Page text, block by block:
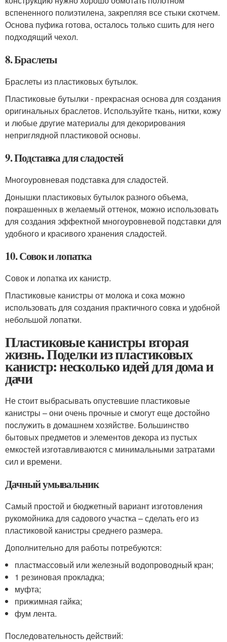
вспененного полиэтилена, закрепляя все стыки скотчем.
Основа пуфика готова, осталось только сшить для него
подходящий чехол.
8. Браслеты
Браслеты из пластиковых бутылок.
Пластиковые бутылки - прекрасная основа для создания
оригинальных браслетов. Используйте ткань, нитки, кожу
и любые другие материалы для декорирования
неприглядной пластиковой основы.
9. Подставка для сладостей
Многоуровневая подставка для сладостей.
Донышки пластиковых бутылок разного объема,
покрашенных в желаемый оттенок, можно использовать
для создания эффектной многоуровневой подставки для
удобного и красивого хранения сладостей.
10. Совок и лопатка
Совок и лопатка их канистр.
Пластиковые канистры от молока и сока можно
использовать для создания практичного совка и удобной
небольшой лопатки.
Пластиковые канистры вторая
жизнь. Поделки из пластиковых
канистр: несколько идей для дома и
дачи
Не стоит выбрасывать опустевшие пластиковые
канистры – они очень прочные и смогут еще достойно
послужить в домашнем хозяйстве. Большинство
бытовых предметов и элементов декора из пустых
емкостей изготавливаются с минимальными затратами
сил и времени.
Дачный умывальник
Самый простой и бюджетный вариант изготовления
рукомойника для садового участка – сделать его из
пластиковой канистры среднего размера.
Дополнительно для работы потребуются:
пластмассовый или железный водопроводный кран;
1 резиновая прокладка;
муфта;
прижимная гайка;
фум лента.
Последовательность действий: